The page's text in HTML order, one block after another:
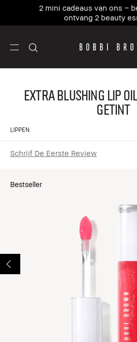
2 mini cadeaus van ons –
ontvang 2 beauty
Extra Blushing Lip
getint
LIPPEN
Schrijf De Eerste Review
Bestseller